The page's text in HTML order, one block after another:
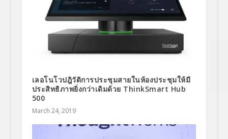
เลอโนโวปฎิวัติการประชุมสายในห้องประชุมให้มี
ประสิทธิภาพยิ่งกว่าเดิมด้วย ThinkSmart Hub
500
March 24, 2019